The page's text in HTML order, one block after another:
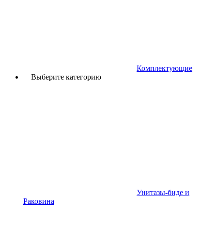
Комплектующие
Выберите категорию
Унитазы-биде и
Раковина